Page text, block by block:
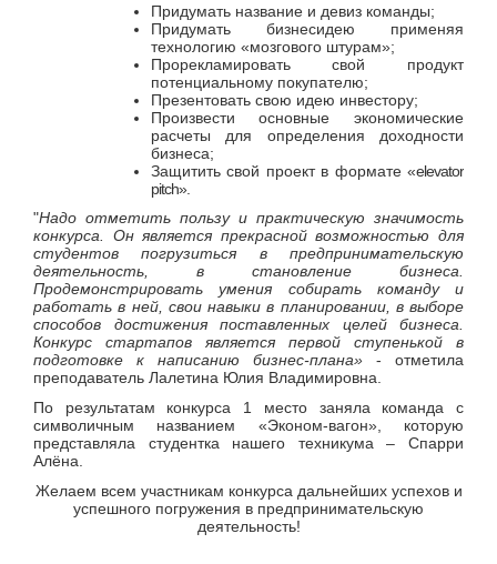
Придумать название и девиз команды;
Придумать бизнесидею применяя
технологию «мозгового штурам»;
Прорекламировать свой продукт
потенциальному покупателю;
Презентовать свою идею инвестору;
Произвести основные экономические
расчеты для определения доходности
бизнеса;
Защитить свой проект в формате «elevator
pitch».
"Надо отметить пользу и практическую значимость
конкурса. Он является прекрасной возможностью для
студентов погрузиться в предпринимательскую
деятельность, в становление бизнеса.
Продемонстрировать умения собирать команду и
работать в ней, свои навыки в планировании, в выборе
способов достижения поставленных целей бизнеса.
Конкурс стартапов является первой ступенькой в
подготовке к написанию бизнес-плана» - отметила
преподаватель Лалетина Юлия Владимировна.
По результатам конкурса 1 место заняла команда с
символичным названием «Эконом-вагон», которую
представляла студентка нашего техникума – Спарри
Алёна.
Желаем всем участникам конкурса дальнейших успехов и
успешного погружения в предпринимательскую
деятельность!